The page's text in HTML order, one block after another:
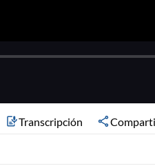
Transcripción